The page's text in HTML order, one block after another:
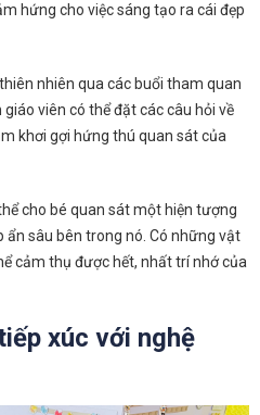
hứng cho việc sáng tạo ra cái đẹp
nhiên qua các buổi tham quan
viên có thể đặt các câu hỏi về
khơi gợi hứng thú quan sát của
cho bé quan sát một hiện tượng
ẩn sâu bên trong nó. Có những vật
cảm thụ được hết, nhất trí nhớ của
xúc với nghệ